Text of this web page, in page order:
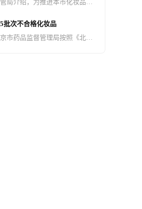
、文字链接，引导用户点击跳
无效页面进行广告诱骗点击。
导流行为损害用户的阅读体验，
局介绍，为推进本市化妆品产
，日前，上海市市场监管局、
监管局根据《广告法》《化妆
批次不合格化妆品
市药品监督管理局按照《北京